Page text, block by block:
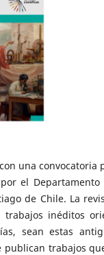
una convocatoria
el Departamento
de Chile. La
inéditos
sean estas
publican trabajos